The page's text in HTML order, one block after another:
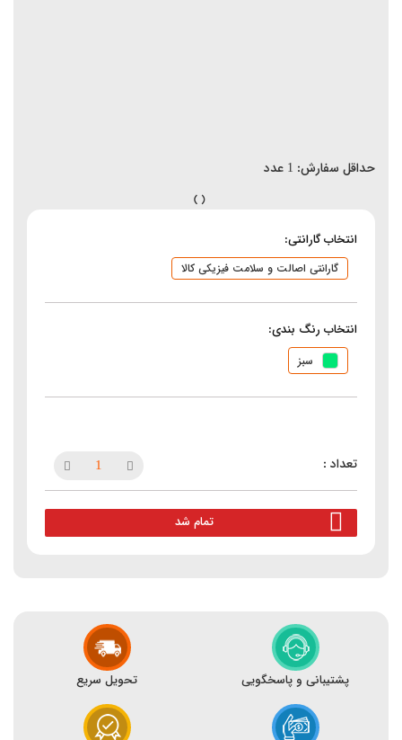
حداقل سفارش: 1 عدد
انتخاب گارانتی:
گارانتی اصالت و سلامت فیزیکی کالا
انتخاب رنگ بندی:
سبز
تمام شد
پشتیبانی و پاسخگویی تحویل سریع